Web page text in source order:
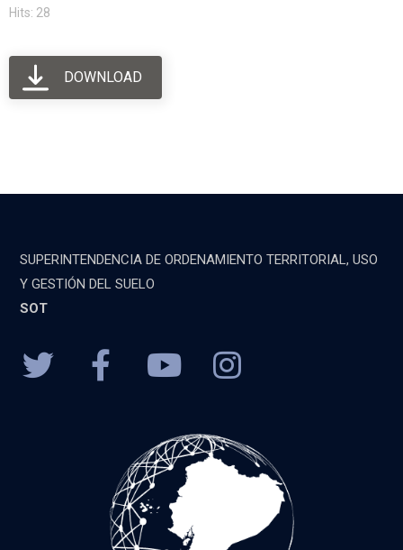
Hits: 28
DOWNLOAD
SUPERINTENDENCIA DE ORDENAMIENTO TERRITORIAL, USO
Y GESTIÓN DEL SUELO
SOT